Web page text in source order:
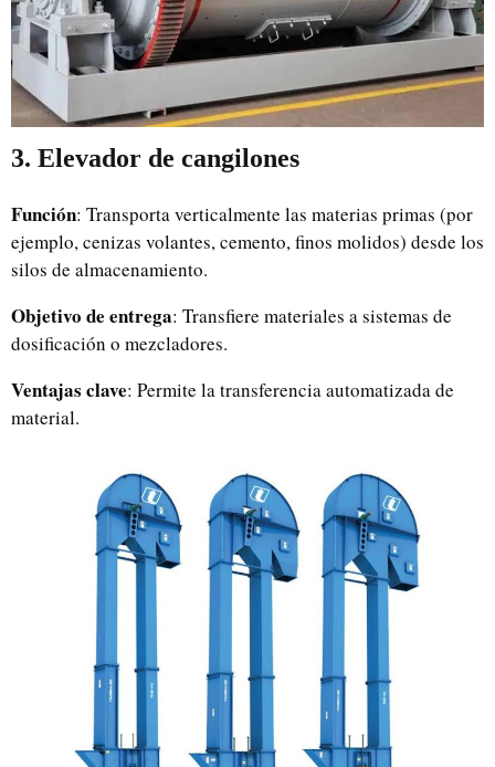
3. Elevador de cangilones
Función: Transporta verticalmente las materias primas (por
ejemplo, cenizas volantes, cemento, finos molidos) desde los
silos de almacenamiento.
Objetivo de entrega: Transfiere materiales a sistemas de
dosificación o mezcladores.
Ventajas clave: Permite la transferencia automatizada de
material.